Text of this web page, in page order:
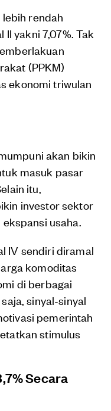
rendah
yakni 7,07%. Tak
(PPKM)
ekonomi triwulan
akan bikin
masuk pasar
itu,
investor sektor
usaha.
IV sendiri diramal
komoditas
di berbagai
sinyal-sinyal
pemerintah
stimulus
Secara